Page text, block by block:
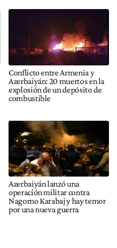
Conflicto entre Armenia y
Azerbaiyán: 20 muertos en la
explosión de un depósito de
combustible
Azerbaiyán lanzó una
operación militar contra
Nagorno Karabaj y hay temor
por una nueva guerra